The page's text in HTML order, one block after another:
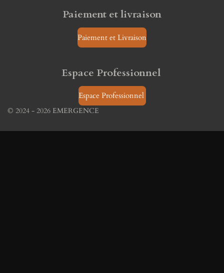
Paiement et livraison
Paiement et Livraison
Espace Professionnel
Espace Professionnel
© 2024 - 2026 EMERGENCE